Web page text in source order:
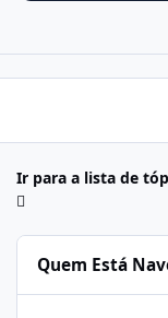
Ir para a lista de
Quem Está